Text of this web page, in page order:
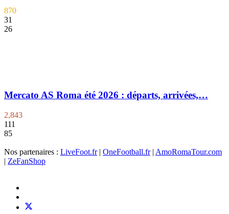
870
31
26
Mercato AS Roma été 2026 : départs, arrivées,…
2,843
111
85
Nos partenaires : LiveFoot.fr| OneFootball.fr| AmoRomaTour.com
| ZeFanShop